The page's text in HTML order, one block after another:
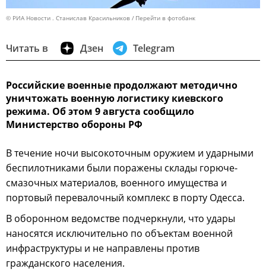
© РИА Новости . Станислав Красильников Перейти в фотобанк
Читать в Дзен Telegram
Российские военные продолжают методично
уничтожать военную логистику киевского
режима. Об этом 9 августа сообщило
Министерство обороны РФ
В течение ночи высокоточным оружием и ударными
беспилотниками были поражены склады горюче-
смазочных материалов, военного имущества и
портовый перевалочный комплекс в порту Одесса.
В оборонном ведомстве подчеркнули, что удары
наносятся исключительно по объектам военной
инфраструктуры и не направлены против
гражданского населения.